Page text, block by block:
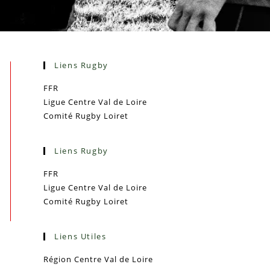
Liens Rugby
FFR
Ligue Centre Val de Loire
Comité Rugby Loiret
Liens Rugby
FFR
Ligue Centre Val de Loire
Comité Rugby Loiret
Liens Utiles
Région Centre Val de Loire